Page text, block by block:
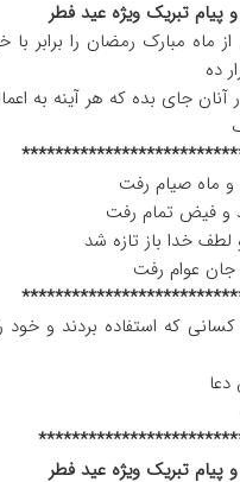
ماه مبارک رمضان را برابر
ده
آنان جای بده که هر آینه به
و ماه صیام رفت
و فیض تمام رفت
خدا باز تازه شد
جان عوام رفت
که استفاده بردند و خود